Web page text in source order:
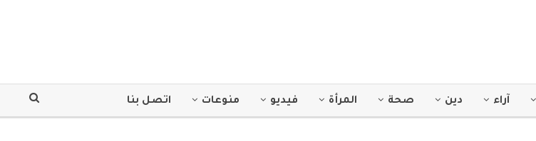
آراء دين صحة المرأة فيديو منوعات اتصل بنا